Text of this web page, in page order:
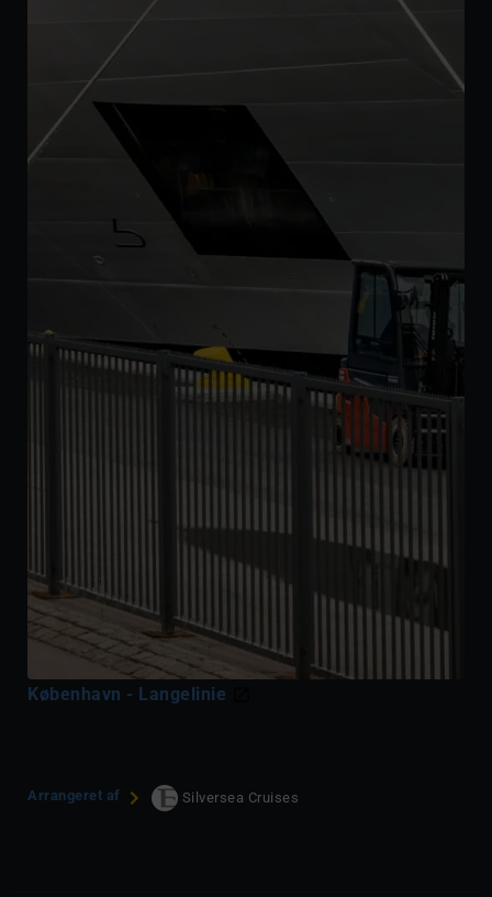
København - Langelinie
Arrangeret af Silversea Cruises